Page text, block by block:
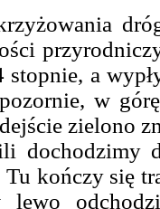
stopnie, a
w
zielono
dochodzimy
Tu kończy się
lewo